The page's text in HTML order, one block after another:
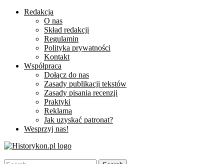
Redakcja
O nas
Skład redakcji
Regulamin
Polityka prywatności
Kontakt
Współpraca
Dołącz do nas
Zasady publikacji tekstów
Zasady pisania recenzji
Praktyki
Reklama
Jak uzyskać patronat?
Wesprzyj nas!